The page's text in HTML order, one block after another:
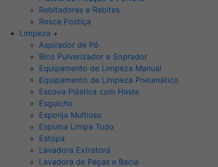
Rebitadores e Rebites
Rosca Postiça
Limpeza +
Aspirador de Pó
Bico Pulverizador e Soprador
Equipamento de Limpeza Manual
Equipamento de Limpeza Pneumático
Escova Plástica com Haste
Esguicho
Esponja Multiuso
Espuma Limpa Tudo
Estopa
Lavadora Extratora
Lavadora de Peças e Bacia